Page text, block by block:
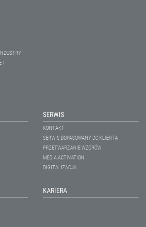
SERWIS
KONTAKT
SERWIS DOPASOWANY DO KLIENTA
PRZETWARZANIE WZORÓW
MEDIA ACTIVATION
DIGITALIZACJA
KARIERA